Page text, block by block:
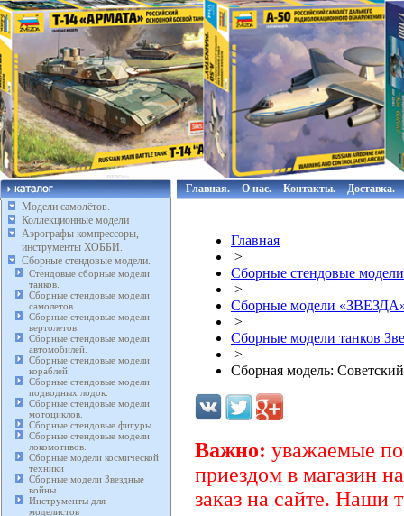
Модели самолётов.
Коллекционные модели
Аэрографы компрессоры,
инструменты ХОББИ.
Сборные стендовые модели.
Стендовые сборные модели
танков.
Сборные стендовые модели
самолетов.
Сборные стендовые модели
вертолетов.
Сборные стендовые модели
автомобилей.
Сборные стендовые модели
кораблей.
Сборные стендовые модели
подводных лодок.
Сборные стендовые модели
мотоциклов.
Сборные стендовые фигуры.
Сборные стендовые модели
локомотивов.
Сборные модели космической
техники
Сборные модели Звездные
войны
Инструменты для
моделистов
Главная. О нас. Контакты. Доставка.
Главная
>
Сборные стендовые
>
Сборные модели
>
Сборные модели танков
>
Сборная модель:
Важно: уважаемые
приездом в магазин
заказ на сайте. Наши